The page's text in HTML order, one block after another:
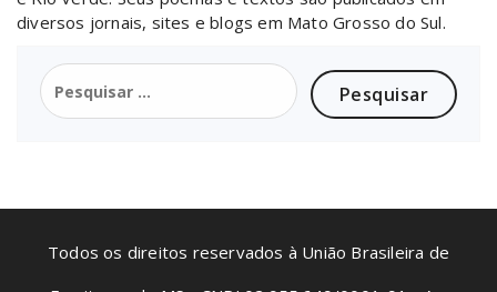
diversos jornais, sites e blogs em Mato Grosso do Sul.
Todos os direitos reservados à União Brasileira de